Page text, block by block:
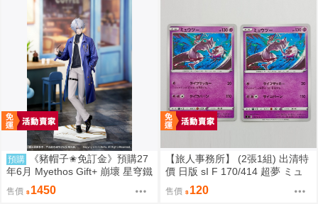
預購
《豬帽子✬免訂金》預購27
年6月 Myethos Gift+ 崩壞 星穹鐵
道 白厄 列車環遊記Ver 1/8 1011
售價 1450
【旅人事務所】 (2張1組) 出清特
價 日版 sI F 170/414 超夢 ミュ
ウツー PTCG 寶可夢 卡牌【原售
價480元 特價120元】
售價 120